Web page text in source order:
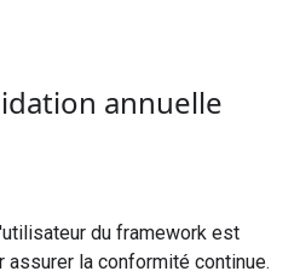
annuelle
du framework est
assurer la conformité continue.